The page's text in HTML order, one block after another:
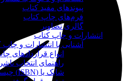
پیوندهای مفید کتاب
فرم‌های چاپ کتاب
گالری تصاویر
انتشارات و چاپ کتاب
آشنایی با انتشارات و چاپ
انواع قراردادهای
راهنمای انتخاب
شابک یا (ISBN) چیست؟